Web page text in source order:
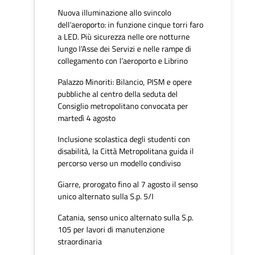
Nuova illuminazione allo svincolo
dell’aeroporto: in funzione cinque torri faro
a LED. Più sicurezza nelle ore notturne
lungo l’Asse dei Servizi e nelle rampe di
collegamento con l’aeroporto e Librino
Palazzo Minoriti: Bilancio, PISM e opere
pubbliche al centro della seduta del
Consiglio metropolitano convocata per
martedì 4 agosto
Inclusione scolastica degli studenti con
disabilità, la Città Metropolitana guida il
percorso verso un modello condiviso
Giarre, prorogato fino al 7 agosto il senso
unico alternato sulla S.p. 5/I
Catania, senso unico alternato sulla S.p.
105 per lavori di manutenzione
straordinaria